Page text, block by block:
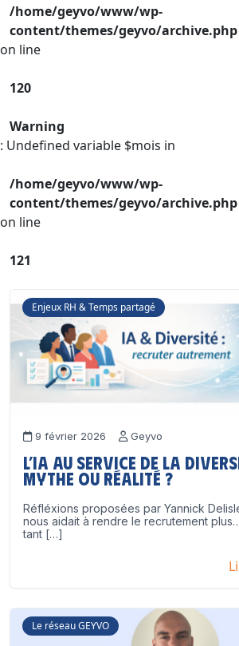
/home/geyvo/www/wp-
content/themes/geyvo/archive.php
on line
120
Warning
: Undefined variable $mois in
/home/geyvo/www/wp-
content/themes/geyvo/archive.php
on line
121
Enjeux RH & Temps partagé
9 février 2026 Geyvo
L’IA au service de la
mythe ou réalité ?
Réfléxions proposées par Yannick
nous aidait à rendre le recrutement
tant […]
Le réseau GEYVO